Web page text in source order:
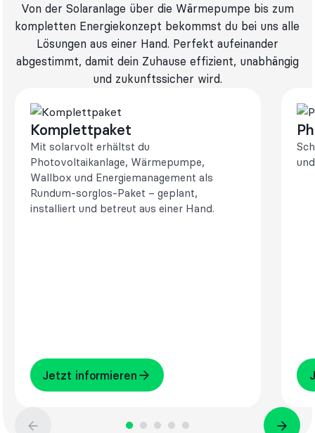
Von der Solaranlage über die Wärmepumpe bis zum
kompletten Energiekonzept bekommst du bei uns alle
Lösungen aus einer Hand. Perfekt aufeinander
abgestimmt, damit dein Zuhause effizient, unabhängig
und zukunftssicher wird.
Komplettpaket
Mit solarvolt erhältst du
Photovoltaikanlage, Wärmepumpe,
Wallbox und Energiemanagement als
Rundum-sorglos-Paket – geplant,
installiert und betreut aus einer Hand.
Jetzt informieren
Jetzt informieren